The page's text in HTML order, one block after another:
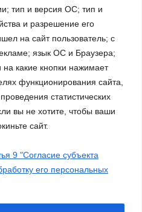
тип и версия ОС; тип и
и разрешение его
на сайт пользователь; с
язык ОС и Браузера;
на какие кнопки нажимает
функционирования сайта,
статистических
вы не хотите, чтобы ваши
сайт.
9 "Согласие субъекта
его персональных
Тема: Newsup, авторThemeansar